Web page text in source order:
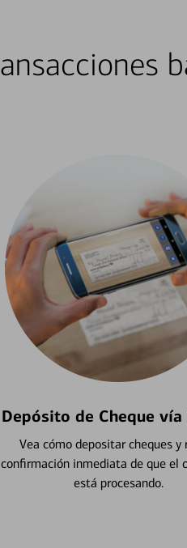
Depósito de Cheque vía
Vea cómo depositar cheques y
confirmación inmediata de que el
está procesando.